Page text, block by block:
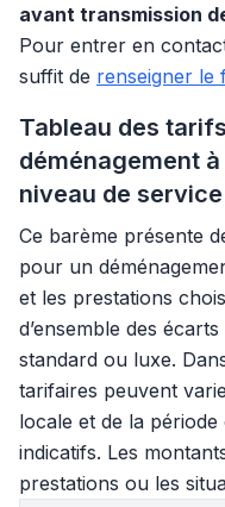
avant transmission
Pour entrer en
suffit de renseigner le
Tableau des
déménagement
niveau de service
Ce barème présente
pour un
et les prestations
d’ensemble des
standard ou luxe.
tarifaires peuvent
locale et de la période
indicatifs. Les
prestations ou les